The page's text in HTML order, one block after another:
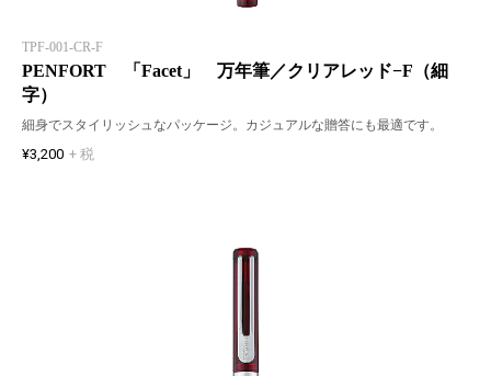
TPF-001-CR-F
PENFORT 「Facet」 万年筆／クリアレッド−F（細
字）
細身でスタイリッシュなパッケージ。カジュアルな贈答にも最適です。
¥3,200 + 税